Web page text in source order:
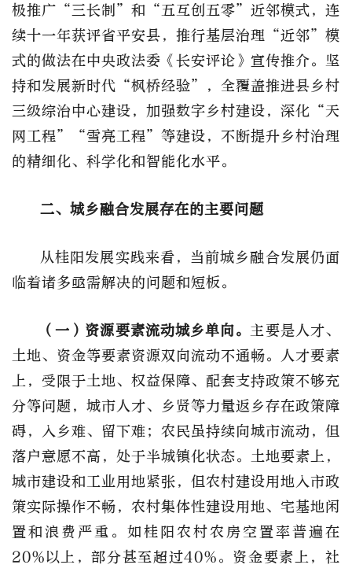
极推广“三长制”和“五互创五零”近邻模式，连
续十一年获评省平安县，推行基层治理“近邻”模
式的做法在中央政法委《长安评论》宣传推介。坚
持和发展新时代“枫桥经验”，全覆盖推进县乡村
三级综治中心建设，加强数字乡村建设，深化“天
网工程”“雪亮工程”等建设，不断提升乡村治理
的精细化、科学化和智能化水平。
二、城乡融合发展存在的主要问题
从桂阳发展实践来看，当前城乡融合发展仍面
临着诸多亟需解决的问题和短板。
（一）资源要素流动城乡单向。 主要是人才、
土地、资金等要素资源双向流动不通畅。人才要素
上，受限于土地、权益保障、配套支持政策不够充
分等问题，城市人才、乡贤等力量返乡存在政策障
碍，入乡难、留下难；农民虽持续向城市流动，但
落户意愿不高，处于半城镇化状态。土地要素上，
城市建设和工业用地紧张，但农村建设用地入市政
策实际操作不畅，农村集体性建设用地、宅基地闲
置和浪费严重。如桂阳农村农房空置率普遍在
20%以上，部分甚至超过40%。资金要素上，社